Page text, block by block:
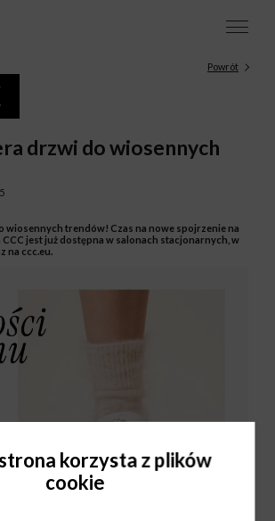
Powrót
drzwi do wiosennych
wiosennych trendów! Czas na nowe spojrzenie na
CCC jest już dostępna w salonach stacjonarnych, w
na ccc.eu.
korzysta z plików
cookie